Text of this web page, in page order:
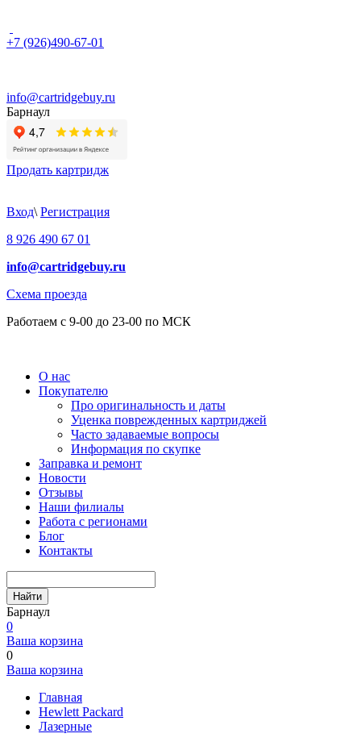
+7 (926)490-67-01
info@cartridgebuy.ru
Барнаул
Продать картридж
Вход\ Регистрация
8 926 490 67 01
info@cartridgebuy.ru
Схема проезда
Работаем с 9-00 до 23-00 по МСК
О нас
Покупателю
Про оригинальность и даты
Уценка поврежденных картриджей
Часто задаваемые вопросы
Информация по скупке
Заправка и ремонт
Новости
Отзывы
Наши филиалы
Работа с регионами
Блог
Контакты
Найти
Барнаул
0
Ваша корзина
0
Ваша корзина
Главная
Hewlett Packard
Лазерные